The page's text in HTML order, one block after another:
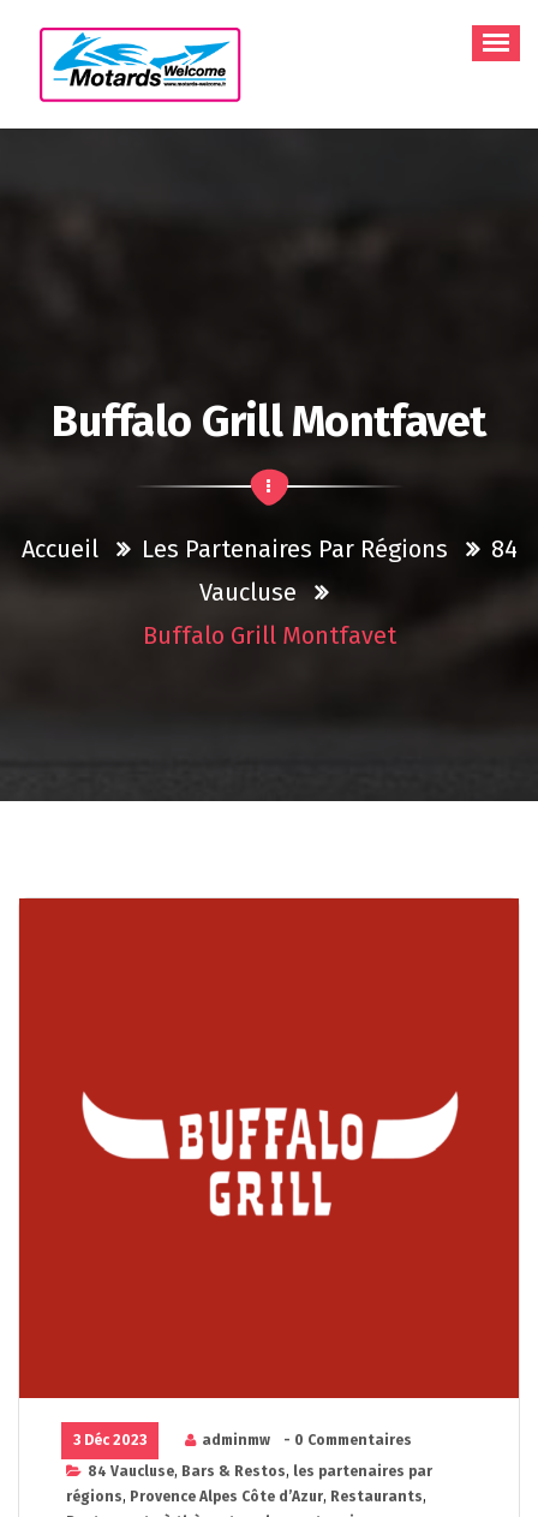
contenu
Buffalo Grill Montfavet
Accueil Les Partenaires Par Régions
84
Vaucluse
Buffalo Grill Montfavet
3 Déc 2023 adminmw
- 0 Commentaires
84 Vaucluse, Bars & Restos, les partenaires par
régions, Provence Alpes Côte d’Azur, Restaurants,